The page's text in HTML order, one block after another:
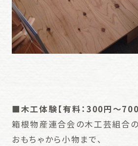
■木工体験【有料：300円～700
箱根物産連合会の木工芸組合の
おもちゃから小物まで、